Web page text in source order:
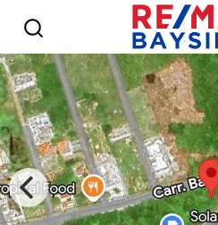
Terreno en la Entrada de